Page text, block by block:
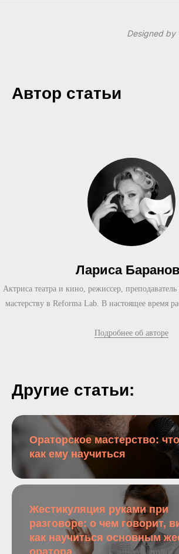
Designed by
Автор статьи
Лариса
Актриса театра и кино, режиссер,
мастерству в Reforma Lab. В настоящее время
Подробнее об авторе
Другие статьи:
Ораторское мастерство:
как ему научиться
Жестикуляция руками при
разговоре: о чем говорит,
как научиться основным